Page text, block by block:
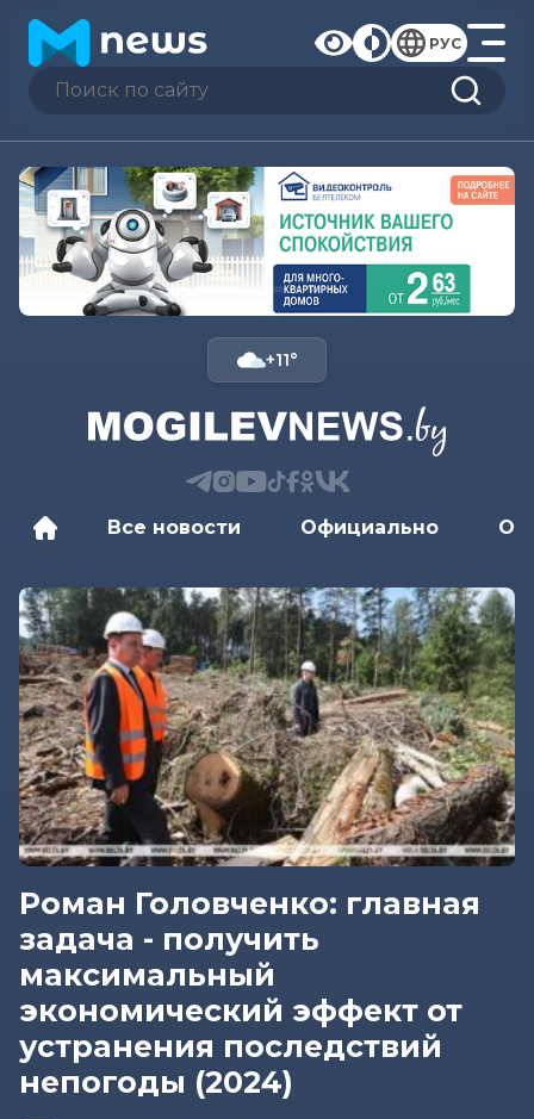
РУС
+11°
Все новости Официально
Роман Головченко: главная
задача - получить
максимальный
экономический эффект от
устранения последствий
непогоды (2024)